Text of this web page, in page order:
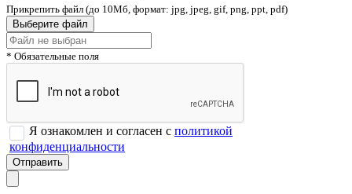
Прикрепить файл (до 10Мб, формат: jpg, jpeg, gif, png, ppt, pdf)
Выберите файл
* Обязательные поля
Я ознакомлен и согласен с политикой
конфиденциальности